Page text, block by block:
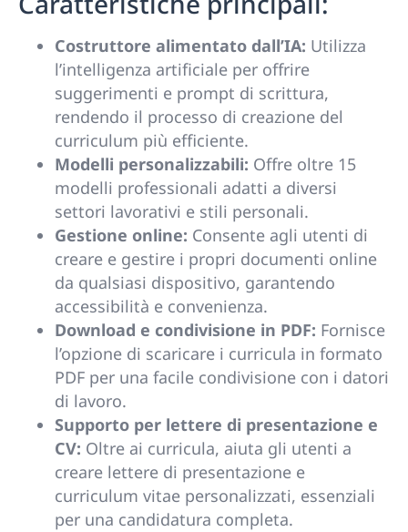
Costruttore alimentato dall’IA: Utilizza
l’intelligenza artificiale per offrire
suggerimenti e prompt di scrittura,
rendendo il processo di creazione del
curriculum più efficiente.
Modelli personalizzabili: Offre oltre 15
modelli professionali adatti a diversi
settori lavorativi e stili personali.
Gestione online: Consente agli utenti di
creare e gestire i propri documenti online
da qualsiasi dispositivo, garantendo
accessibilità e convenienza.
Download e condivisione in PDF: Fornisce
l’opzione di scaricare i curricula in formato
PDF per una facile condivisione con i datori
di lavoro.
Supporto per lettere di presentazione e
CV: Oltre ai curricula, aiuta gli utenti a
creare lettere di presentazione e
curriculum vitae personalizzati, essenziali
per una candidatura completa.